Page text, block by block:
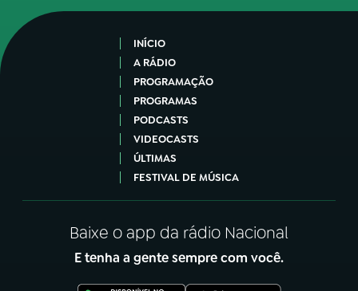
INÍCIO
A RÁDIO
PROGRAMAÇÃO
PROGRAMAS
PODCASTS
VIDEOCASTS
ÚLTIMAS
FESTIVAL DE MÚSICA
Baixe o app da rádio Nacional
E tenha a gente sempre com você.